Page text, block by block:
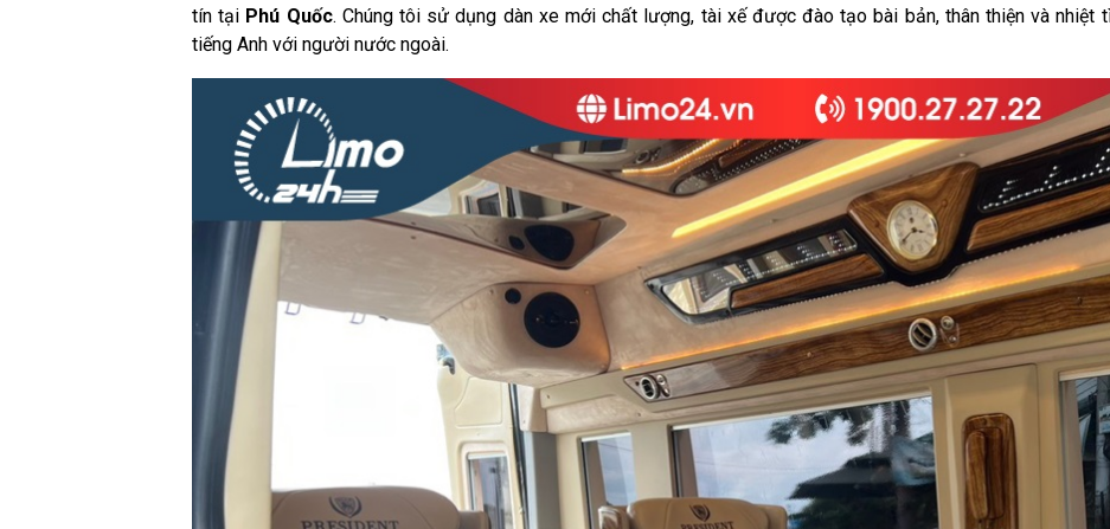
tín tại Phú Quốc. Chúng tôi sử dụng dàn xe mới chất lượng, tài xế được đào tạo bài bản, thân thiện và nhiệt
tiếng Anh với người nước ngoài.